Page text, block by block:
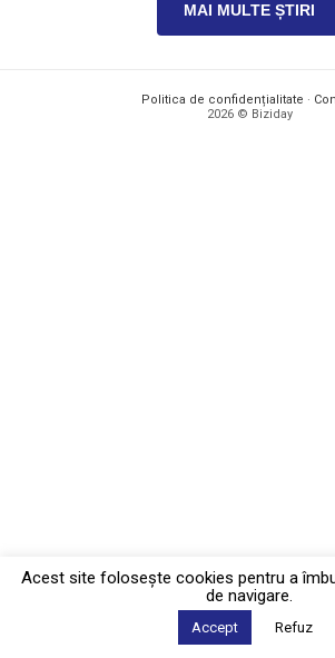
MAI MULTE ȘTIRI
Politica de confidențialitate ·
2026 © Biziday
Acest site foloseşte cookies pentru a
de navigare.
Accept Refuz